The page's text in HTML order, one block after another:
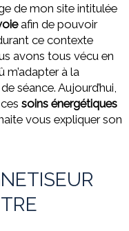
de mon site intitulée
afin de pouvoir
ce contexte
avons tous vécu en
m’adapter à la
séance. Aujourd’hui,
soins énergétiques
vous expliquer son